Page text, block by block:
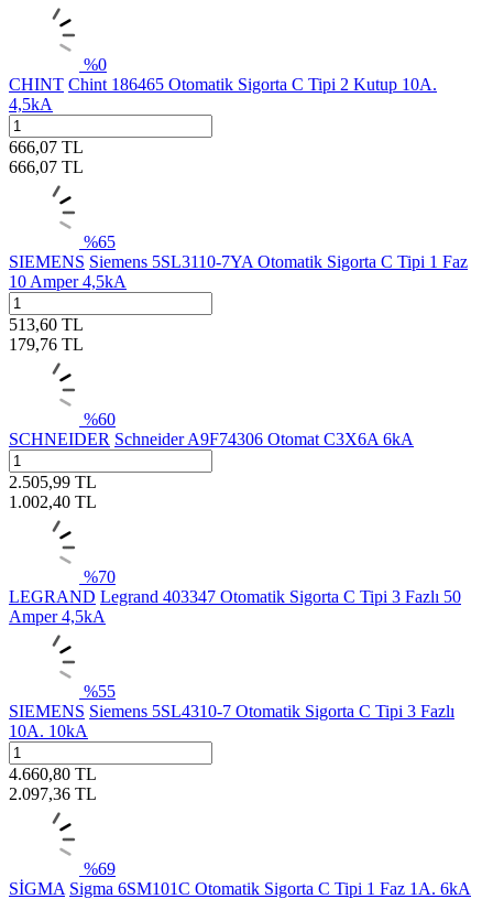
%0
CHINT Chint 186465 Otomatik Sigorta C Tipi 2 Kutup 10A.
4,5kA
666,07 TL
666,07 TL
%65
SIEMENS Siemens 5SL3110-7YA Otomatik Sigorta C Tipi 1 Faz
10 Amper 4,5kA
513,60 TL
179,76 TL
%60
SCHNEIDER Schneider A9F74306 Otomat C3X6A 6kA
2.505,99 TL
1.002,40 TL
%70
LEGRAND Legrand 403347 Otomatik Sigorta C Tipi 3 Fazlı 50
Amper 4,5kA
%55
SIEMENS Siemens 5SL4310-7 Otomatik Sigorta C Tipi 3 Fazlı
10A. 10kA
4.660,80 TL
2.097,36 TL
%69
SİGMA Sigma 6SM101C Otomatik Sigorta C Tipi 1 Faz 1A. 6kA